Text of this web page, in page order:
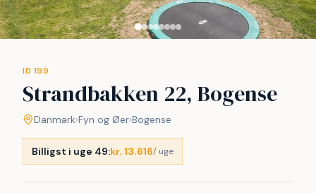
ID 199
Strandbakken 22, Bogense
Danmark›Fyn og Øer›Bogense
Billigst i uge 49:kr. 13.616/ uge